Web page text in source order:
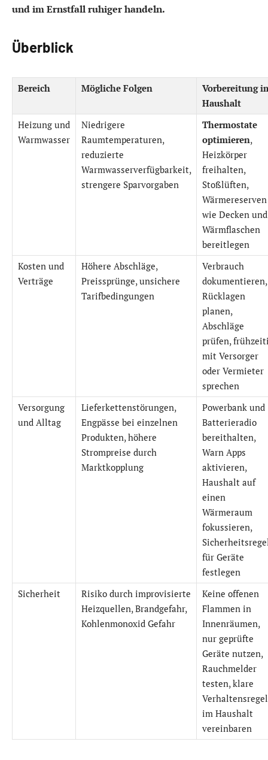
und im Ernstfall ruhiger handeln.
Überblick
Bereich Mögliche Folgen
Vorbereitung
Haushalt
Heizung und
Warmwasser
Niedrigere
Raumtemperaturen,
reduzierte
Warmwasserverfügbarkeit,
strengere Sparvorgaben
Thermostate
optimieren,
Heizkörper
freihalten,
Stoßlüften,
Wärmereserven
wie Decken und
Wärmflaschen
bereitlegen
Kosten und
Verträge
Höhere Abschläge,
Preissprünge, unsichere
Tarifbedingungen
Verbrauch
dokumentieren,
Rücklagen
planen,
Abschläge
prüfen,
mit Versorger
oder Vermieter
sprechen
Versorgung
und Alltag
Lieferkettenstörungen,
Engpässe bei einzelnen
Produkten, höhere
Strompreise durch
Marktkopplung
Powerbank und
Batterieradio
bereithalten,
Warn Apps
aktivieren,
Haushalt auf
einen
Wärmeraum
fokussieren,
für Geräte
festlegen
Sicherheit
Risiko durch improvisierte
Heizquellen, Brandgefahr,
Kohlenmonoxid Gefahr
Keine offenen
Flammen in
Innenräumen,
nur geprüfte
Geräte nutzen,
Rauchmelder
testen, klare
im Haushalt
vereinbaren